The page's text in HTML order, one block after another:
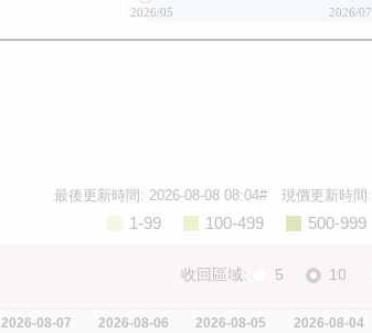
2026/05 2026/07
最後更新時間: 2026-08-08 08:04# 現價更新時間:
500-999
100-499
1-99
收回區域: 5 10
2026-08-07 2026-08-06 2026-08-05 2026-08-04